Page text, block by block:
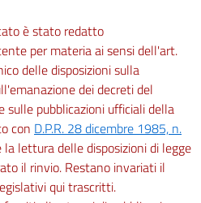
XII
finale
è stato redatto
per materia ai sensi dell'art.
delle disposizioni sulla
dei decreti del
sulle pubblicazioni ufficiali della
con D.P.R. 28 dicembre 1985, n.
lettura delle disposizioni di legge
il rinvio. Restano invariati il
qui trascritti.